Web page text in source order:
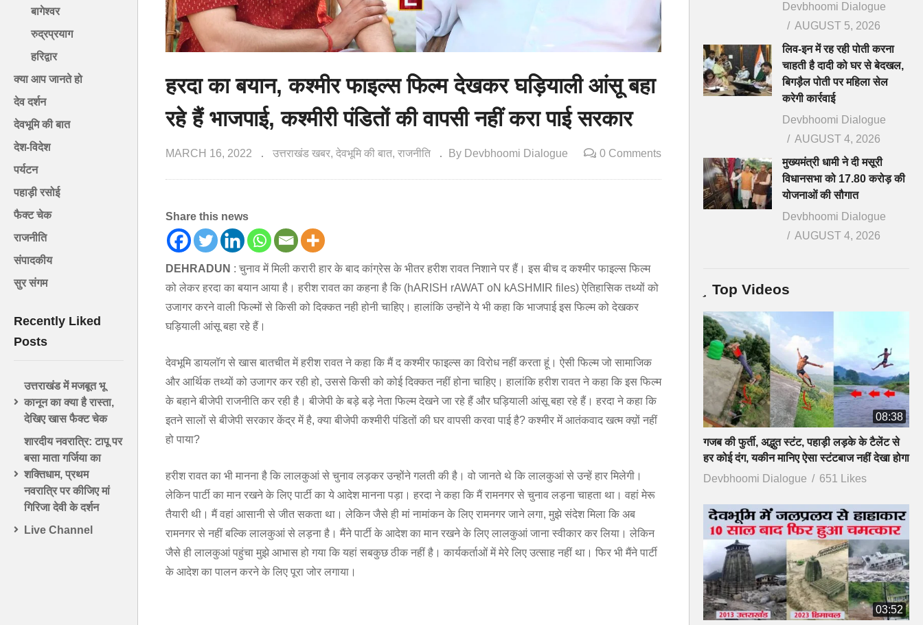
बागेश्वर
रुद्रप्रयाग
हरिद्वार
क्या आप जानते हो
देव दर्शन
देवभूमि की बात
देश-विदेश
पर्यटन
पहाड़ी रसोई
फैक्ट चेक
राजनीति
संपादकीय
सुर संगम
Recently Liked
Posts
उत्तराखंड में मजबूत भू
कानून का क्या है रास्ता,
देखिए खास फैक्ट चेक
शारदीय नवरात्रि: टापू पर
बसा माता गर्जिया का
शक्तिधाम, प्रथम
नवरात्रि पर कीजिए मां
गिरिजा देवी के दर्शन
Live Channel
हरदा का बयान, कश्मीर फाइल्स फिल्म देखकर घड़ियाली आंसू बहा
रहे हैं भाजपाई, कश्मीरी पंडितों की वापसी नहीं करा पाई सरकार
MARCH 16, 2022 उत्तराखंड खबर देवभूमि की बात राजनीति By Devbhoomi Dialogue 0 Comments
Share this news
DEHRADUN : चुनाव में मिली करारी हार के बाद कांग्रेस के भीतर हरीश रावत निशाने पर हैं। इस बीच द कश्मीर फाइल्स फिल्म
को लेकर हरदा का बयान आया है। हरीश रावत का कहना है कि (hARISH rAWAT oN kASHMIR files) ऐतिहासिक तथ्यों को
उजागर करने वाली फिल्मों से किसी को दिक्कत नही होनी चाहिए। हालांकि उन्होंने ये भी कहा कि भाजपाई इस फिल्म को देखकर
घड़ियाली आंसू बहा रहे हैं।
देवभूमि डायलॉग से खास बातचीत में हरीश रावत ने कहा कि मैं द कश्मीर फाइल्स का विरोध नहीं करता हूं। ऐसी फिल्म जो सामाजिक
और आर्थिक तथ्यों को उजागर कर रही हो, उससे किसी को कोई दिक्कत नहीं होना चाहिए। हालांकि हरीश रावत ने कहा कि इस फिल्म
के बहाने बीजेपी राजनीति कर रही है। बीजेपी के बड़े बड़े नेता फिल्म देखने जा रहे हैं और घड़ियाली आंसू बहा रहे हैं। हरदा ने कहा कि
इतने सालों से बीजेपी सरकार केंद्र में है, क्या बीजेपी कश्मीरी पंडितों की घर वापसी करवा पाई है? कश्मीर में आतंकवाद खत्म क्य़ों नहीं
हो पाया?
हरीश रावत का भी मानना है कि लालकुआं से चुनाव लड़कर उन्होंने गलती की है। वो जानते थे कि लालकुआं से उन्हें हार मिलेगी।
लेकिन पार्टी का मान रखने के लिए पार्टी का ये आदेश मानना पड़ा। हरदा ने कहा कि मैं रामनगर से चुनाव लड़ना चाहता था। वहां मेरू
तैयारी थी। मैं वहां आसानी से जीत सकता था। लेकिन जैसे ही मां नामांकन के लिए रामनगर जाने लगा, मुझे संदेश मिला कि अब
रामनगर से नहीं बल्कि लालकुआं से लड़ना है। मैंने पार्टी के आदेश का मान रखने के लिए लालकुआं जाना स्वीकार कर लिया। लेकिन
जैसे ही लालकुआं पहुंचा मुझे आभास हो गया कि यहां सबकुछ ठीक नहीं है। कार्यकर्ताओं में मेरे लिए उत्साह नहीं था। फिर भी मैंने पार्टी
के आदेश का पालन करने के लिए पूरा जोर लगाया।
Devbhoomi Dialogue
AUGUST 5, 2026
लिव-इन में रह रही पोती करना
चाहती है दादी को घर से बेदखल,
बिगड़ैल पोती पर महिला सेल
करेगी कार्रवाई
Devbhoomi Dialogue
AUGUST 4, 2026
मुख्यमंत्री धामी ने दी मसूरी
विधानसभा को 17.80 करोड़ की
योजनाओं की सौगात
Devbhoomi Dialogue
AUGUST 4, 2026
Top Videos
08:38
गजब की फुर्ती, अद्भुत स्टंट, पहाड़ी लड़के के टैलेंट से
हर कोई दंग, यकीन मानिए ऐसा स्टंटबाज नहीं देखा होगा
Devbhoomi Dialogue
651 Likes
03:52